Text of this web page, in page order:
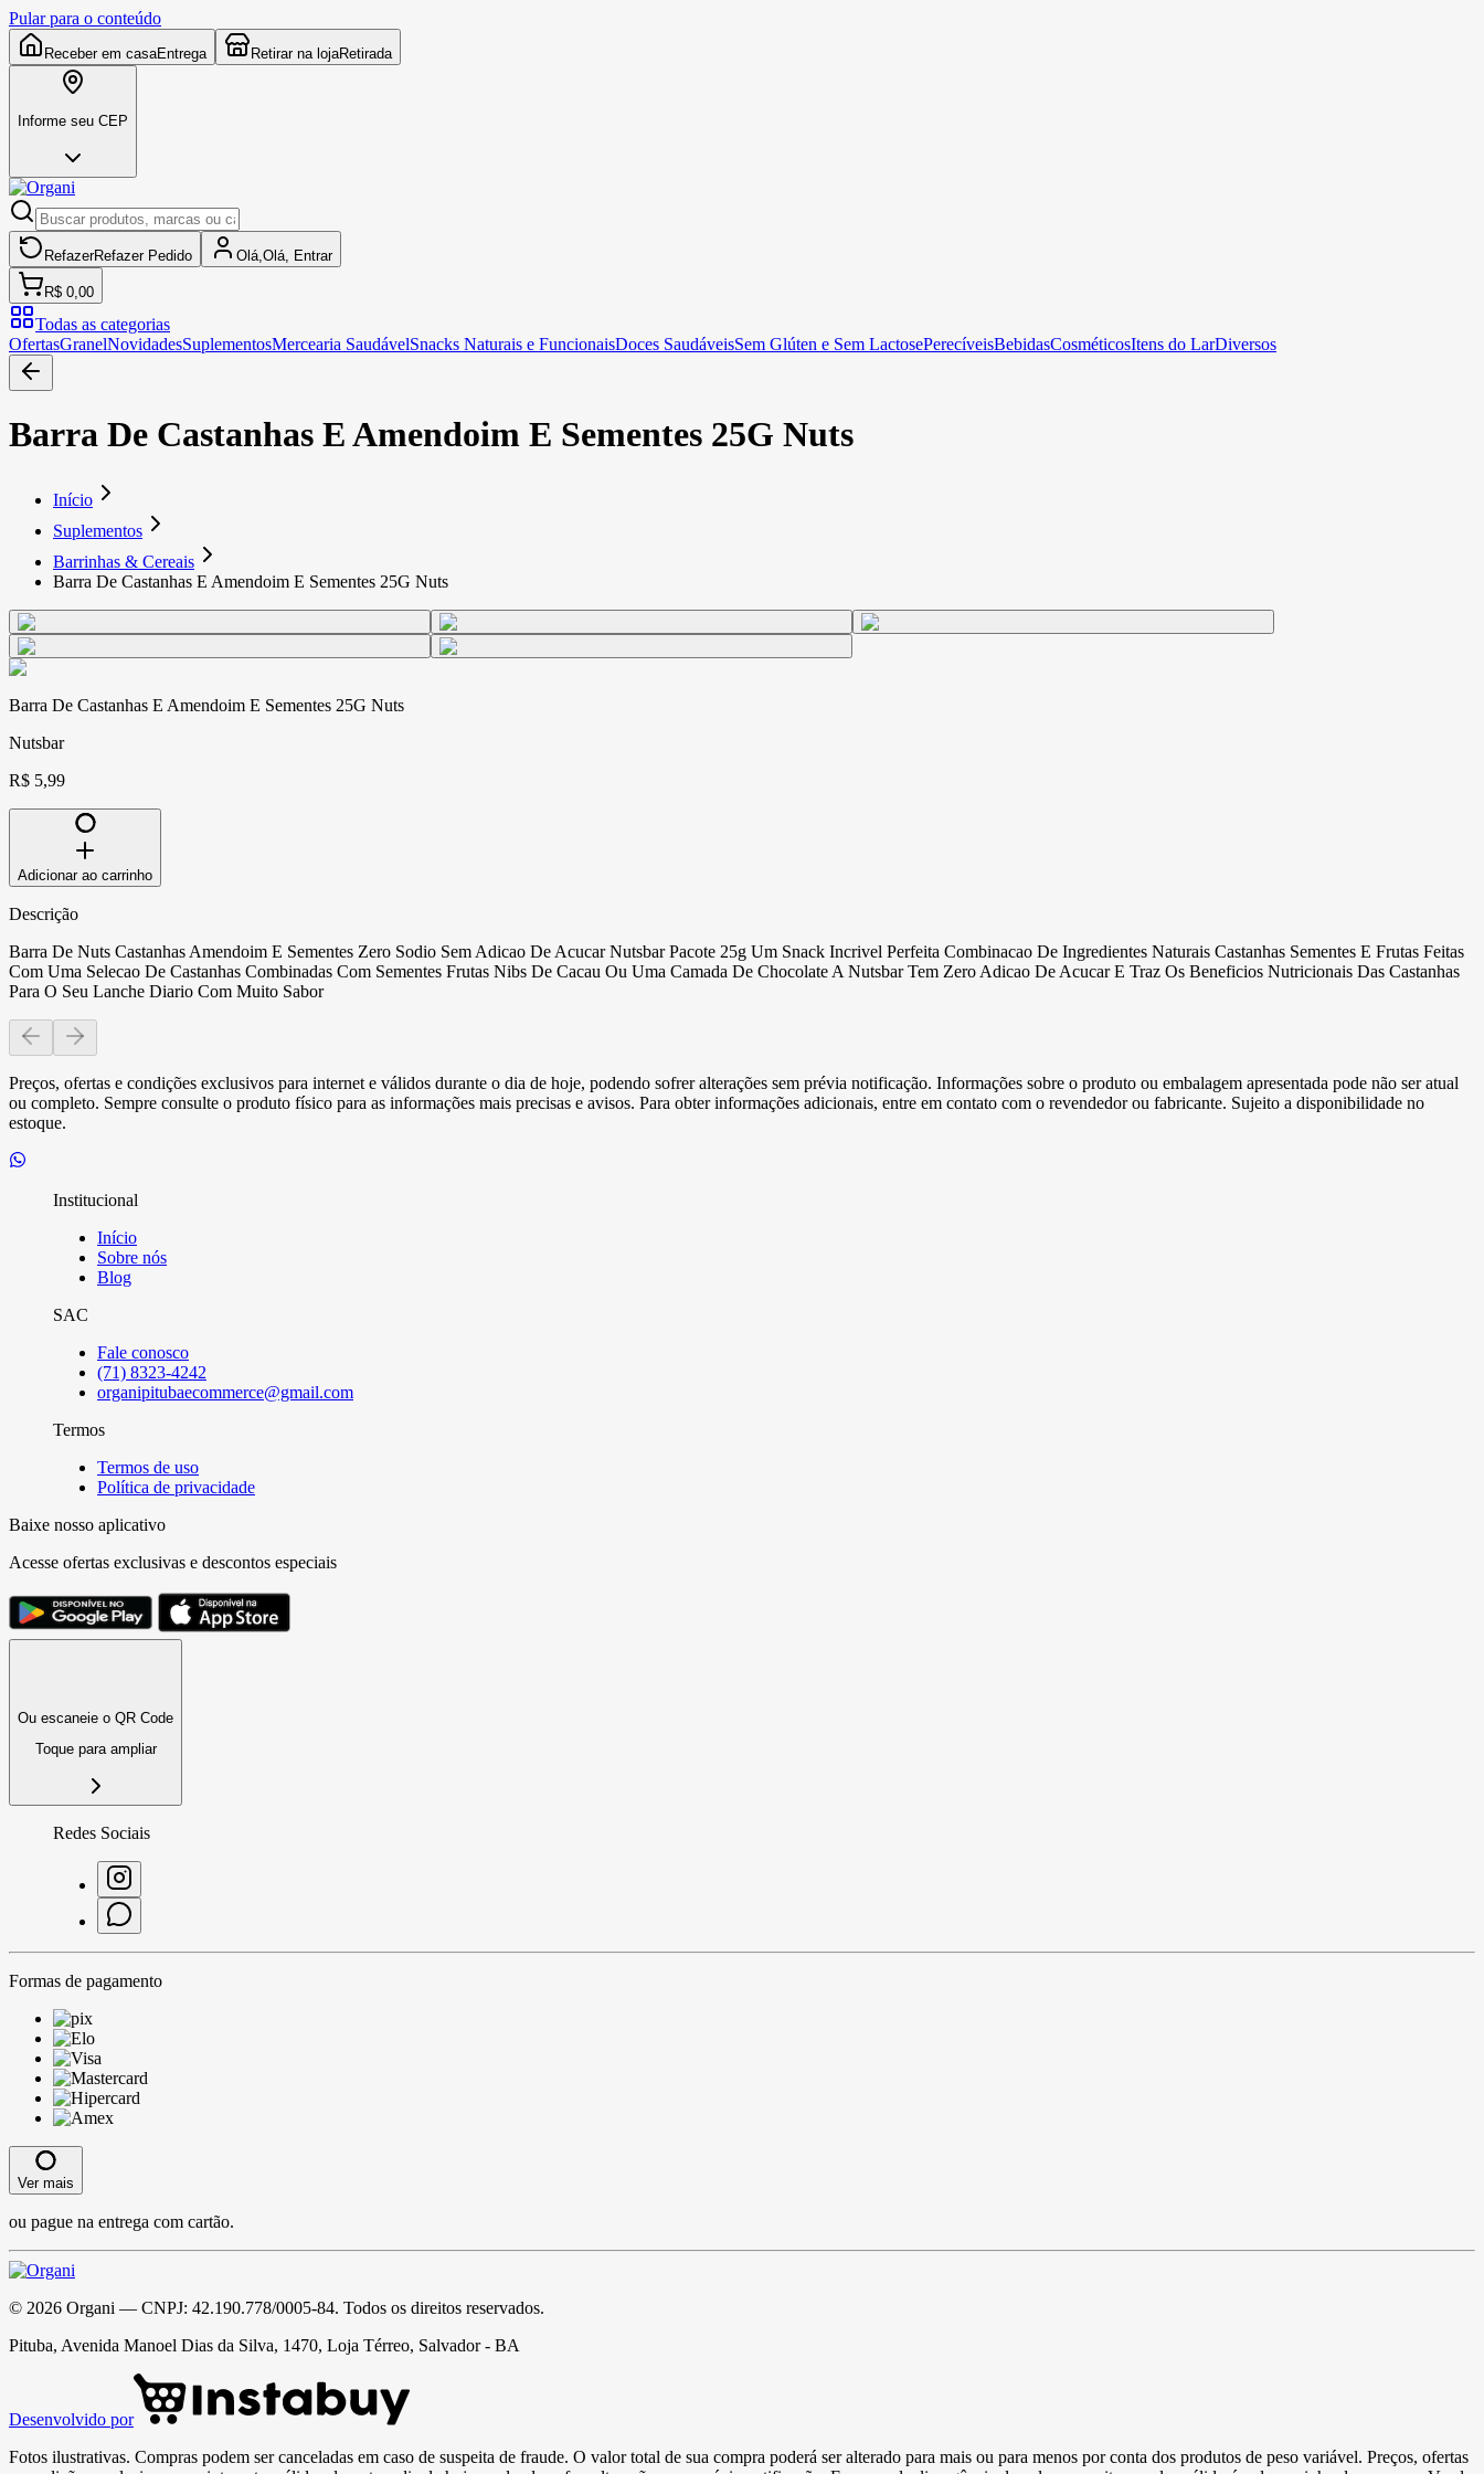
Pular para o conteúdo
Receber em casaEntrega Retirar na lojaRetirada
Informe seu CEP
RefazerRefazer Pedido Olá, Olá, Entrar
R$ 0,00
Todas as categorias
OfertasGranelNovidadesSuplementosMercearia SaudávelSnacks Naturais e FuncionaisDoces SaudáveisSem Glúten e Sem LactosePerecíveisBebidasCosméticosItens do LarDiversos
Barra De Castanhas E Amendoim E Sementes 25G Nuts
Início
Suplementos
Barrinhas & Cereais
Barra De Castanhas E Amendoim E Sementes 25G Nuts
Barra De Castanhas E Amendoim E Sementes 25G Nuts
Nutsbar
R$ 5,99
Adicionar ao carrinho
Descrição
Barra De Nuts Castanhas Amendoim E Sementes Zero Sodio Sem Adicao De Acucar Nutsbar Pacote 25g Um Snack Incrivel Perfeita Combinacao De Ingredientes Naturais Castanhas Sementes E Frutas Feitas
Com Uma Selecao De Castanhas Combinadas Com Sementes Frutas Nibs De Cacau Ou Uma Camada De Chocolate A Nutsbar Tem Zero Adicao De Acucar E Traz Os Beneficios Nutricionais Das Castanhas
Para O Seu Lanche Diario Com Muito Sabor
Preços, ofertas e condições exclusivos para internet e válidos durante o dia de hoje, podendo sofrer alterações sem prévia notificação. Informações sobre o produto ou embalagem apresentada pode não ser atual
ou completo. Sempre consulte o produto físico para as informações mais precisas e avisos. Para obter informações adicionais, entre em contato com o revendedor ou fabricante. Sujeito a disponibilidade no
estoque.
Institucional
Início
Sobre nós
Blog
SAC
Fale conosco
(71) 8323-4242
organipitubaecommerce@gmail.com
Termos
Termos de uso
Política de privacidade
Baixe nosso aplicativo
Acesse ofertas exclusivas e descontos especiais
Ou escaneie o QR Code
Toque para ampliar
Redes Sociais
Formas de pagamento
Ver mais
ou pague na entrega com cartão.
© 2026 Organi — CNPJ: 42.190.778/0005-84. Todos os direitos reservados.
Pituba, Avenida Manoel Dias da Silva, 1470, Loja Térreo, Salvador - BA
Desenvolvido por
Fotos ilustrativas. Compras podem ser canceladas em caso de suspeita de fraude. O valor total de sua compra poderá ser alterado para mais ou para menos por conta dos produtos de peso variável. Preços, ofertas